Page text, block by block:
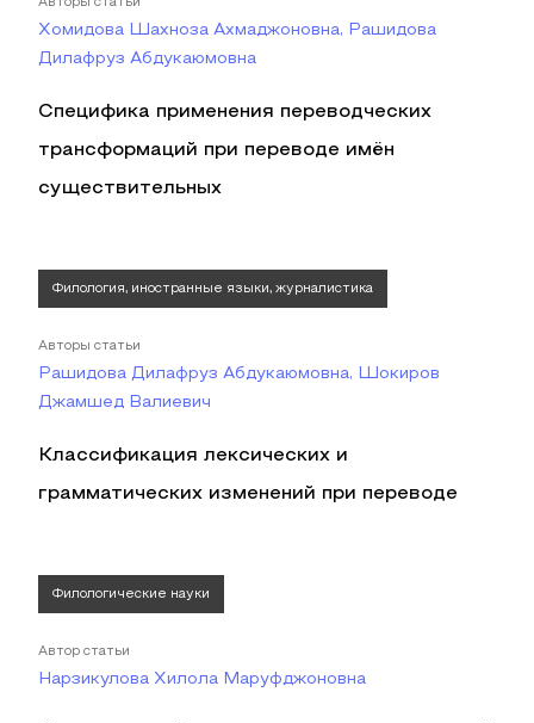
Авторы статьи
Хомидова Шахноза Ахмаджоновна, Рашидова
Дилафруз Абдукаюмовна
Специфика применения переводческих
трансформаций при переводе имён
существительных
Филология, иностранные языки, журналистика
Авторы статьи
Рашидова Дилафруз Абдукаюмовна, Шокиров
Джамшед Валиевич
Классификация лексических и
грамматических изменений при переводе
Филологические науки
Автор статьи
Нарзикулова Хилола Маруфджоновна